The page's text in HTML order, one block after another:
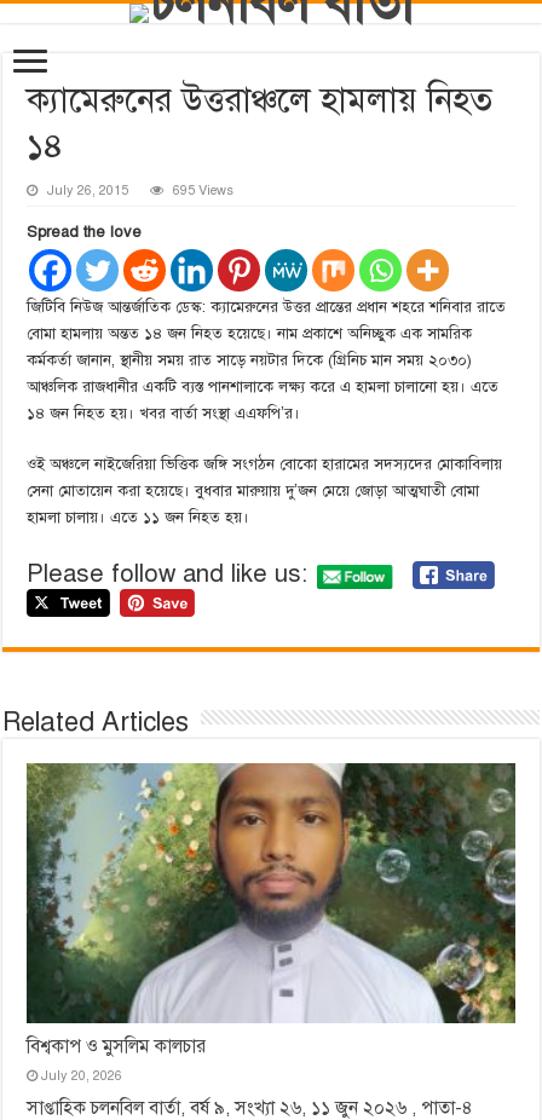
ক্যামেরুনের উত্তরাঞ্চলে হামলায় নিহত
১৪
July 26, 2015 695 Views
Spread the love
জিটিবি নিউজ আন্তর্জাতিক ডেস্ক: ক্যামেরুনের উত্তর প্রান্তের প্রধান শহরে শনিবার রাতে
বোমা হামলায় অন্তত ১৪ জন নিহত হয়েছে। নাম প্রকাশে অনিচ্ছুক এক সামরিক
কর্মকর্তা জানান, স্থানীয় সময় রাত সাড়ে নয়টার দিকে (গ্রিনিচ মান সময় ২০৩০)
আঞ্চলিক রাজধানীর একটি ব্যস্ত পানশালাকে লক্ষ্য করে এ হামলা চালানো হয়। এতে
১৪ জন নিহত হয়। খবর বার্তা সংস্থা এএফপি’র।
ওই অঞ্চলে নাইজেরিয়া ভিত্তিক জঙ্গি সংগঠন বোকো হারামের সদস্যদের মোকাবিলায়
সেনা মোতায়েন করা হয়েছে। বুধবার মারুয়ায় দু’জন মেয়ে জোড়া আত্মঘাতী বোমা
হামলা চালায়। এতে ১১ জন নিহত হয়।
Please follow and like us:
Related Articles
বিশ্বকাপ ও মুসলিম কালচার
July 20, 2026
সাপ্তাহিক চলনবিল বার্তা, বর্ষ ৯, সংখ্যা ২৬, ১১ জুন ২০২৬ , পাতা-৪